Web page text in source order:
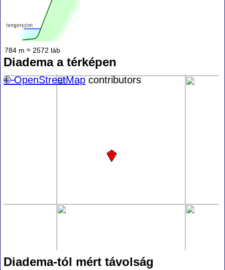
784 m ≈ 2572 láb
Diadema a térképen
+−
©OpenStreetMapcontributors
Diadema-tól mért távolság